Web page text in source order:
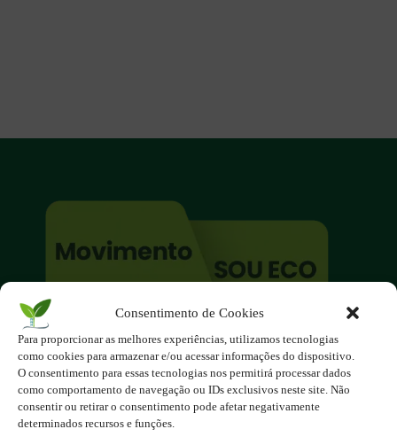
Consentimento de Cookies
Para proporcionar as melhores experiências, utilizamos tecnologias
como cookies para armazenar e/ou acessar informações do dispositivo.
O consentimento para essas tecnologias nos permitirá processar dados
como comportamento de navegação ou IDs exclusivos neste site. Não
consentir ou retirar o consentimento pode afetar negativamente
determinados recursos e funções.
O site é um movimento ambientalista!
Participe você também!
Podemos fazer muito
se nos unirmos!
Inscreva-se na Newsletter